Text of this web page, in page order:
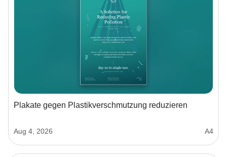
Plakate gegen Plastikverschmutzung reduzieren
Aug 4, 2026 A4